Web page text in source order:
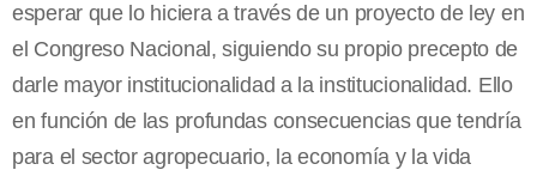
esperar que lo hiciera a través de un proyecto de ley en
el Congreso Nacional, siguiendo su propio precepto de
darle mayor institucionalidad a la institucionalidad. Ello
en función de las profundas consecuencias que tendría
para el sector agropecuario, la economía y la vida